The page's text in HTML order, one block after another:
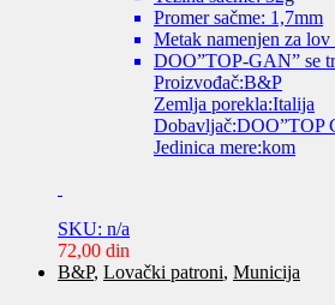
Promer sačme: 1,7mm
Metak namenjen za
DOO”TOP-GAN” se
Proizvođač:B&P
Zemlja porekla:Italija
Dobavljač:DOO”TOP
Jedinica mere:kom
SKU: n/a
72,00 din
B&P, Lovački patroni, Municija